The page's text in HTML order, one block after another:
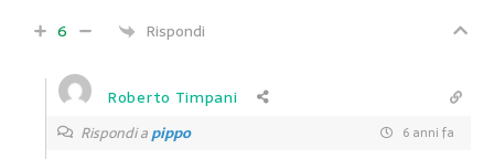
6
Rispondi
Roberto Timpani
Rispondi apippo 6 anni fa